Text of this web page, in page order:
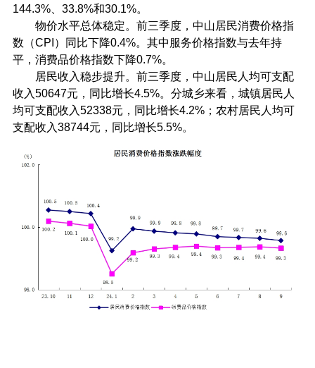
144.3%、33.8%和30.1%。
物价水平总体稳定。前三季度，中山居民消费价格指
数（CPI）同比下降0.4%。其中服务价格指数与去年持
平，消费品价格指数下降0.7%。
居民收入稳步提升。前三季度，中山居民人均可支配
收入50647元，同比增长4.5%。分城乡来看，城镇居民人
均可支配收入52338元，同比增长4.2%；农村居民人均可
支配收入38744元，同比增长5.5%。